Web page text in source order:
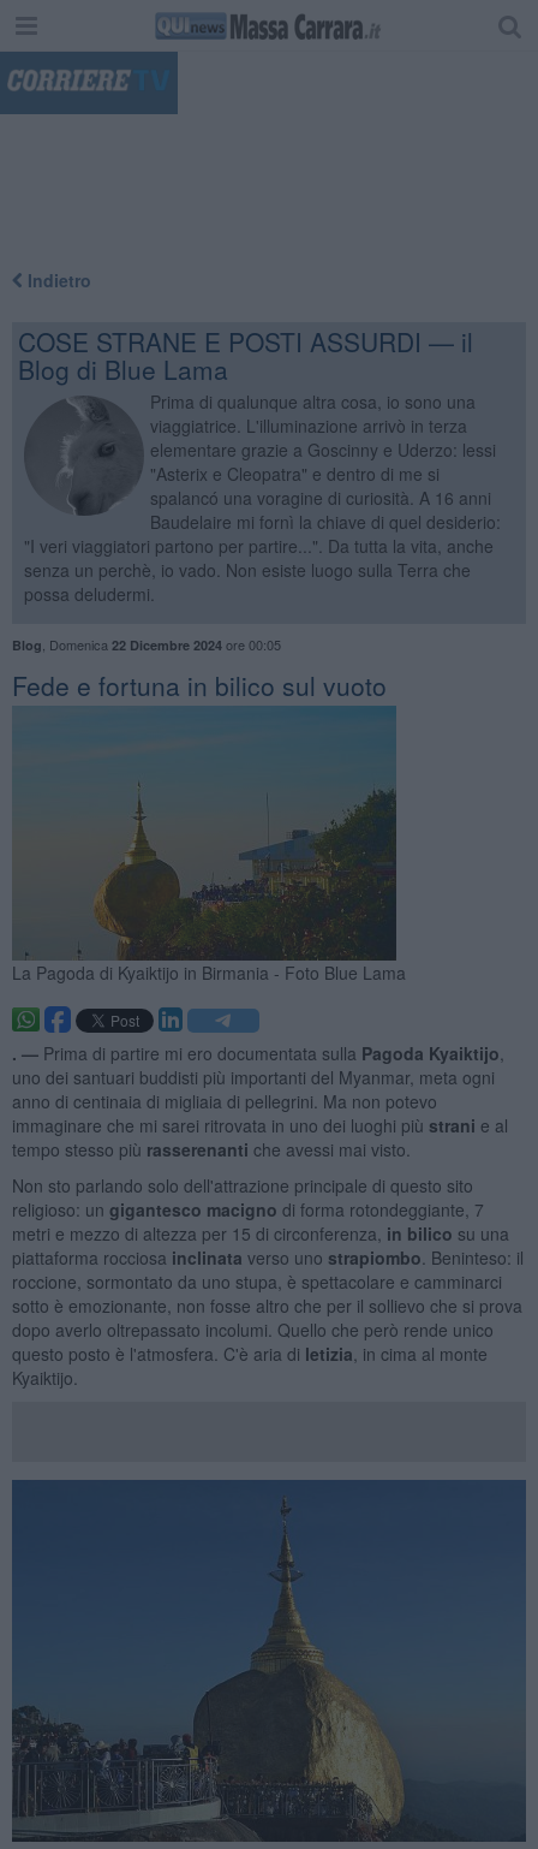
Indietro
COSE STRANE E POSTI ASSURDI — il
Blog di Blue Lama
Prima di qualunque altra cosa, io sono una
viaggiatrice. L'illuminazione arrivò in terza
elementare grazie a Goscinny e Uderzo: lessi
"Asterix e Cleopatra" e dentro di me si
spalancó una voragine di curiosità. A 16 anni
Baudelaire mi fornì la chiave di quel desiderio:
"I veri viaggiatori partono per partire...". Da tutta la vita, anche
senza un perchè, io vado. Non esiste luogo sulla Terra che
possa deludermi.
Blog Domenica 22 Dicembre 2024ore 00:05
Fede e fortuna in bilico sul vuoto
La Pagoda di Kyaiktijo in Birmania - Foto Blue Lama
. — Prima di partire mi ero documentata sulla Pagoda Kyaiktijo
uno dei santuari buddisti più importanti del Myanmar, meta ogni
anno di centinaia di migliaia di pellegrini. Ma non potevo
immaginare che mi sarei ritrovata in uno dei luoghi più strani e al
tempo stesso più rasserenanti che avessi mai visto.
Non sto parlando solo dell'attrazione principale di questo sito
religioso: un gigantesco macigno di forma rotondeggiante, 7
metri e mezzo di altezza per 15 di circonferenza, in bilico su una
piattaforma rocciosa inclinata verso uno strapiombo . Beninteso: il
roccione, sormontato da uno stupa, è spettacolare e camminarci
sotto è emozionante, non fosse altro che per il sollievo che si prova
dopo averlo oltrepassato incolumi. Quello che però rende unico
questo posto è l'atmosfera. C'è aria di letizia , in cima al monte
Kyaiktijo.